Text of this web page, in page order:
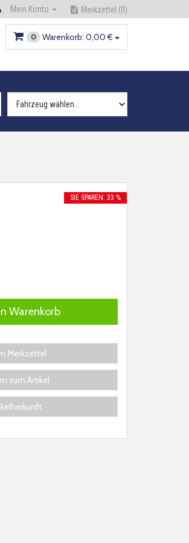
Mein Konto Merkzettel (0)
0 Warenkorb: 0,00 €
SIE SPAREN: 33 %
Warenkorb
Merkzettel
zum Artikel